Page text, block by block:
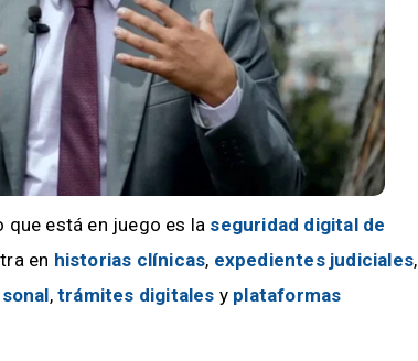
que está en juego es la seguridad digital de
en historias clínicas, expedientes judiciales,
,trámites digitales y plataformas